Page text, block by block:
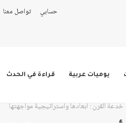
حسابي تواصل معنا
يوميات عربية قراءة في الحدث
خدعة القرن : أبعادها واستراتيجية مواجهتها